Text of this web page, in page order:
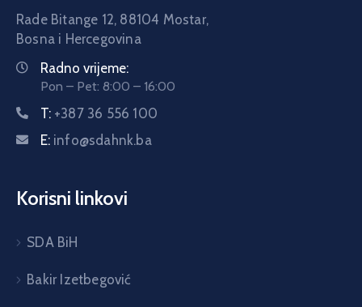
Rade Bitange 12, 88104 Mostar,
Bosna i Hercegovina
Radno vrijeme:
Pon – Pet: 8:00 – 16:00
T: +387 36 556 100
E: info@sdahnk.ba
Korisni linkovi
SDA BiH
Bakir Izetbegović